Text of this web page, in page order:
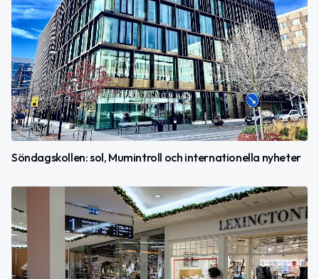
Söndagskollen: sol, Mumintroll och internationella nyheter